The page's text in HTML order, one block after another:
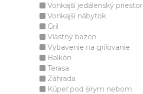
Vonkajší jedálenský priestor
Vonkajší nábytok
Gril
Vlastný bazén
Vybavenie na grilovanie
Balkón
Terasa
Záhrada
Kúpeľ pod šírym nebom